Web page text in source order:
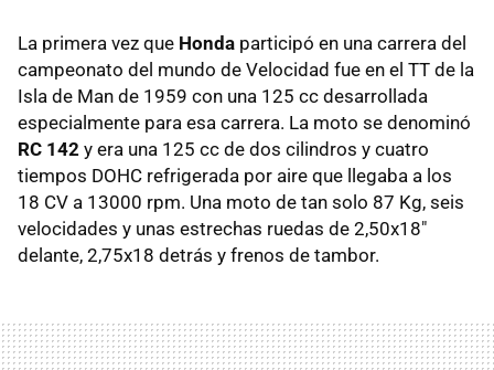
La primera vez que Honda participó en una carrera del
campeonato del mundo de Velocidad fue en el TT de la
Isla de Man de 1959 con una 125 cc desarrollada
especialmente para esa carrera. La moto se denominó
RC 142 y era una 125 cc de dos cilindros y cuatro
tiempos DOHC refrigerada por aire que llegaba a los
18 CV a 13000 rpm. Una moto de tan solo 87 Kg, seis
velocidades y unas estrechas ruedas de 2,50x18"
delante, 2,75x18 detrás y frenos de tambor.